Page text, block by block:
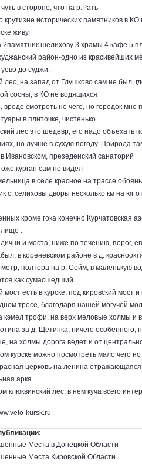
в стороне, что на р.Рать
крутизне исторических памятников в
живу
2памятник шелихову 3 храмы 4 кафе 5
район-одно из красивейших
до суджи.
лес, на запад от Глушково сам не был,
сосны, в КО не водящихся
вроде смотреть не чего, но городок
в плиточке, чистенько.
лес это шедевр, его надо объехать
но лучше в сухую погоду. Природа
Ивановском, презеденский санаторий
курган сам не видел
в селе красное на трассе
с. селиховы дворы несколько км на юг
кроме гока конечно Курчатовская
.
и моста, ниже по течению, порог,
в кореневском районе в д.
метр, полтора на р. Сейм, в маленькую
как сумасшедший
мост есть в курске, под кировский мост
тросе, благодаря нашей могучей
кэмел трофи, на верх меловые холмы и
за д. Щетинка, ничего особенного,
на холмы дорога ведет и от
курске можно посмотреть мало чего
церковь на ленина отражающаяся
арка
клюквинский лес, в нем куча всего
kursk.ru
Места в Донецкой Области
Места Кировской Области